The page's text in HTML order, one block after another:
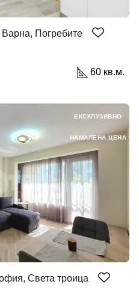
Погребите
60 кв.м.
Света троица
ЕКСКЛУЗИВНО
НАМАЛЕНА ЦЕНА